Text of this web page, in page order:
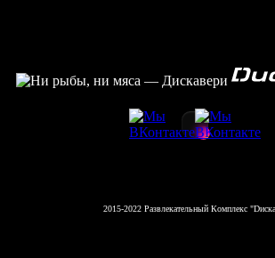
2015-2022 Развлекательный Комплекс